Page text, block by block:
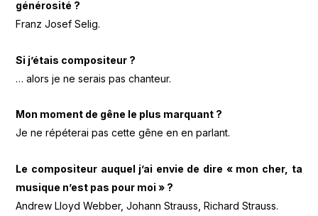
générosité ?
Franz Josef Selig.
Si j’étais compositeur ?
… alors je ne serais pas chanteur.
Mon moment de gêne le plus marquant ?
Je ne répéterai pas cette gêne en en parlant.
Le compositeur auquel j’ai envie de dire « mon cher, ta
musique n’est pas pour moi » ?
Andrew Lloyd Webber, Johann Strauss, Richard Strauss.